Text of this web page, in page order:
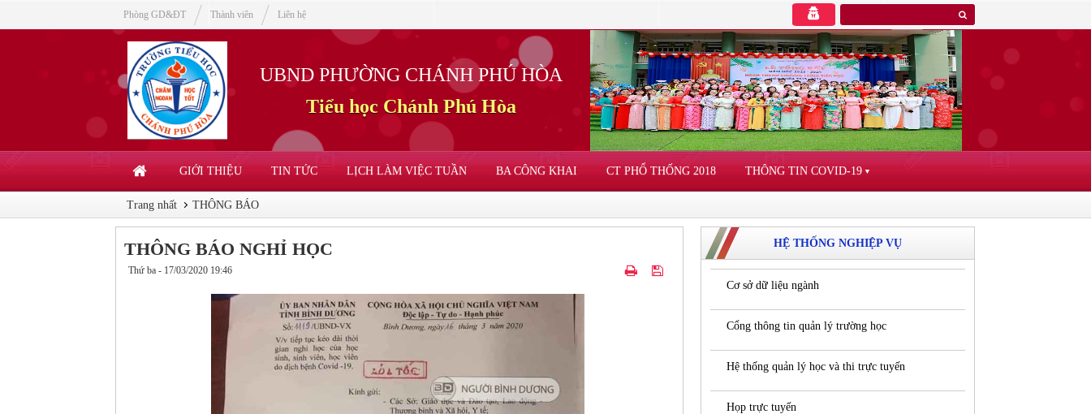
UBND PHƯỜNG CHÁNH PHÚ HÒA
Tiểu học Chánh Phú Hòa
GIỚI THIỆU TIN TỨC LỊCH LÀM VIỆC TUẦN BA CÔNG KHAI CT PHỔ THỐNG 2018 THÔNG TIN COVID-19 ▼
Phòng GD&ĐT Thành viên Liên hệ
Trang nhất THÔNG BÁO
THÔNG BÁO NGHỈ HỌC
Thứ ba - 17/03/2020 19:46
HỆ THỐNG NGHIỆP VỤ
Cơ sở dữ liệu ngành
Cổng thông tin quản lý trường học
Hệ thống quản lý học và thi trực tuyến
Họp trực tuyến